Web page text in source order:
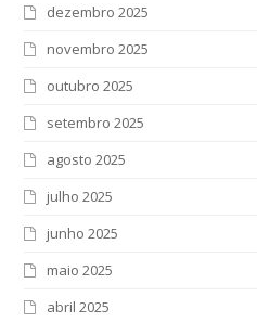
dezembro 2025
novembro 2025
outubro 2025
setembro 2025
agosto 2025
julho 2025
junho 2025
maio 2025
abril 2025